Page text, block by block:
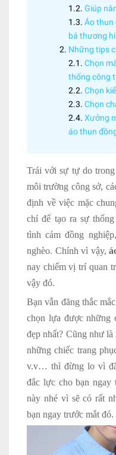
Giúp
Áo thun
bá thương
Những tips
Chọn
thống công
Chọn
Chọn
Xưởng
áo thun
Trái với sự tự do
môi trường công sở,
định về việc mặc
chỉ để tạo ra sự
tình cảm đồng
nghèo. Chính vì vậy,
nay chiếm vị trí quan
vậy đó.
Bạn vẫn đăng thắc
chọn lựa được những
đẹp nhất? Cũng như
những chiếc trang
v.v… thì đừng lo vì
đắc lực cho bạn
này nhé vì sẽ có rất
bạn ngay trước mắt đó.